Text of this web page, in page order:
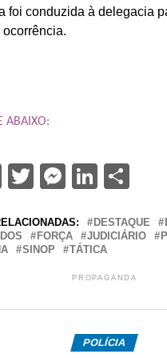
foi conduzida à delegacia
ocorrência.
ABAIXO:
Facebook
Twitter
DESTAQUE
FORÇA JUDICIÁRIO
SINOP TÁTICA
PROPAGANDA
POLÍCIA